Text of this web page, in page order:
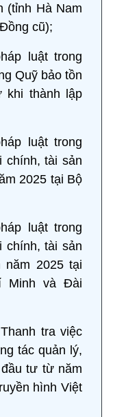
(tỉnh Hà Nam
cũ);
luật trong
Quỹ bảo tồn
khi thành lập
luật trong
chính, tài sản
2025 tại Bộ
luật trong
chính, tài sản
2025 tại
Minh và Đài
Thanh tra việc
tác quản lý,
tư từ năm
hình Việt